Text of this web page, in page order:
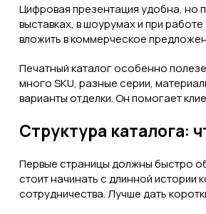
Цифровая презентация удобна, но
выставках, в шоурумах и при
вложить в коммерческое
Печатный каталог особенно
много SKU, разные серии,
варианты отделки. Он помогает
Структура каталога:
Первые страницы должны быстро
стоит начинать с длинной истории
сотрудничества. Лучше дать